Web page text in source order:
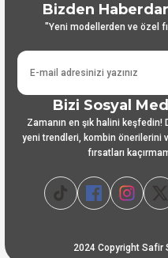
Bizden
"Yeni modellerden ve özel
Bizi Sosyal
Zamanın en şık halini
yeni trendleri, kombin önerilerini
fırsatları
2024 Copyright Safir